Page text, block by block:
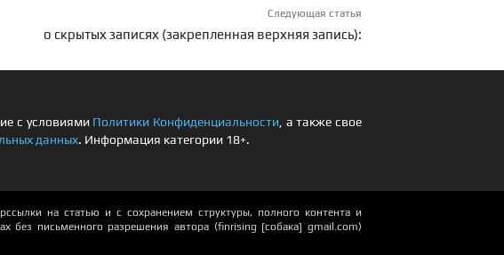
Следующая статья
о скрытых записях (закрепленная верхняя запись):
с условиями Политики Конфиденциальности , а также свое
данных. Информация категории 18+.
на статью и с сохранением структуры, полного контента и
без письменного разрешения автора (finrising [собака] gmail.com)